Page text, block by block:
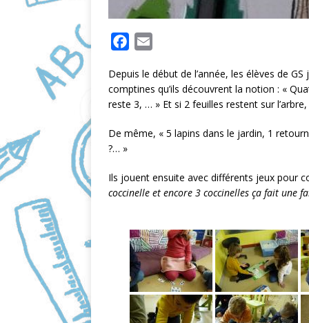
c
e
o
a
i
Depuis le début de l’année, les élèves de
comptines qu’ils découvrent la notion : «
reste 3, … » Et si 2 feuilles restent sur
De même, « 5 lapins dans le jardin, 1
?… »
Ils jouent ensuite avec différents jeux pour
coccinelle et encore 3 coccinelles ça fait une